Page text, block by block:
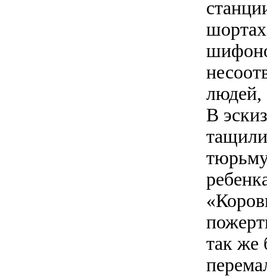
людей,
В
так же